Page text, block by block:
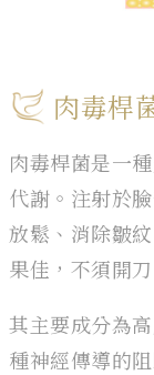
肉毒桿
肉毒桿菌是一
代謝。注射於
放鬆、消除皺
果佳，不須開
其主要成分為
種神經傳導的